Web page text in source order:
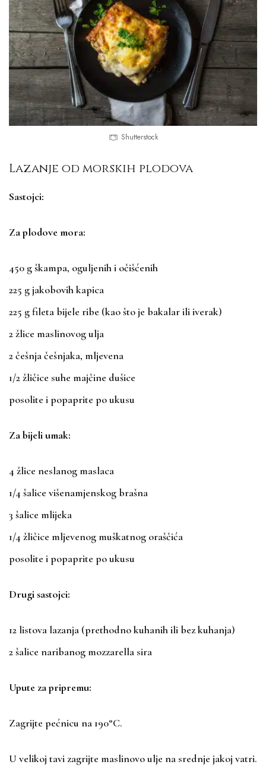
Shutterstock
Lazanje od morskih plodova
Sastojci:
Za plodove mora:
450 g škampa, oguljenih i očišćenih
225 g jakobovih kapica
225 g fileta bijele ribe (kao što je bakalar ili iverak)
2 žlice maslinovog ulja
2 češnja češnjaka, mljevena
1/2 žličice suhe majčine dušice
posolite i popaprite po ukusu
Za bijeli umak:
4 žlice neslanog maslaca
1/4 šalice višenamjenskog brašna
3 šalice mlijeka
1/4 žličice mljevenog muškatnog oraščića
posolite i popaprite po ukusu
Drugi sastojci:
12 listova lazanja (prethodno kuhanih ili bez kuhanja)
2 šalice naribanog mozzarella sira
Upute za pripremu:
Zagrijte pećnicu na 190°C.
U velikoj tavi zagrijte maslinovo ulje na srednje jakoj vatri.